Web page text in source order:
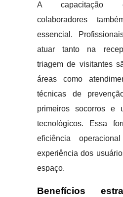
A capacitação
colaboradores
essencial.
atuar tanto na
triagem de visitantes
áreas como
técnicas de
primeiros socorros e
tecnológicos. Essa
eficiência
experiência dos
espaço.
Benefícios